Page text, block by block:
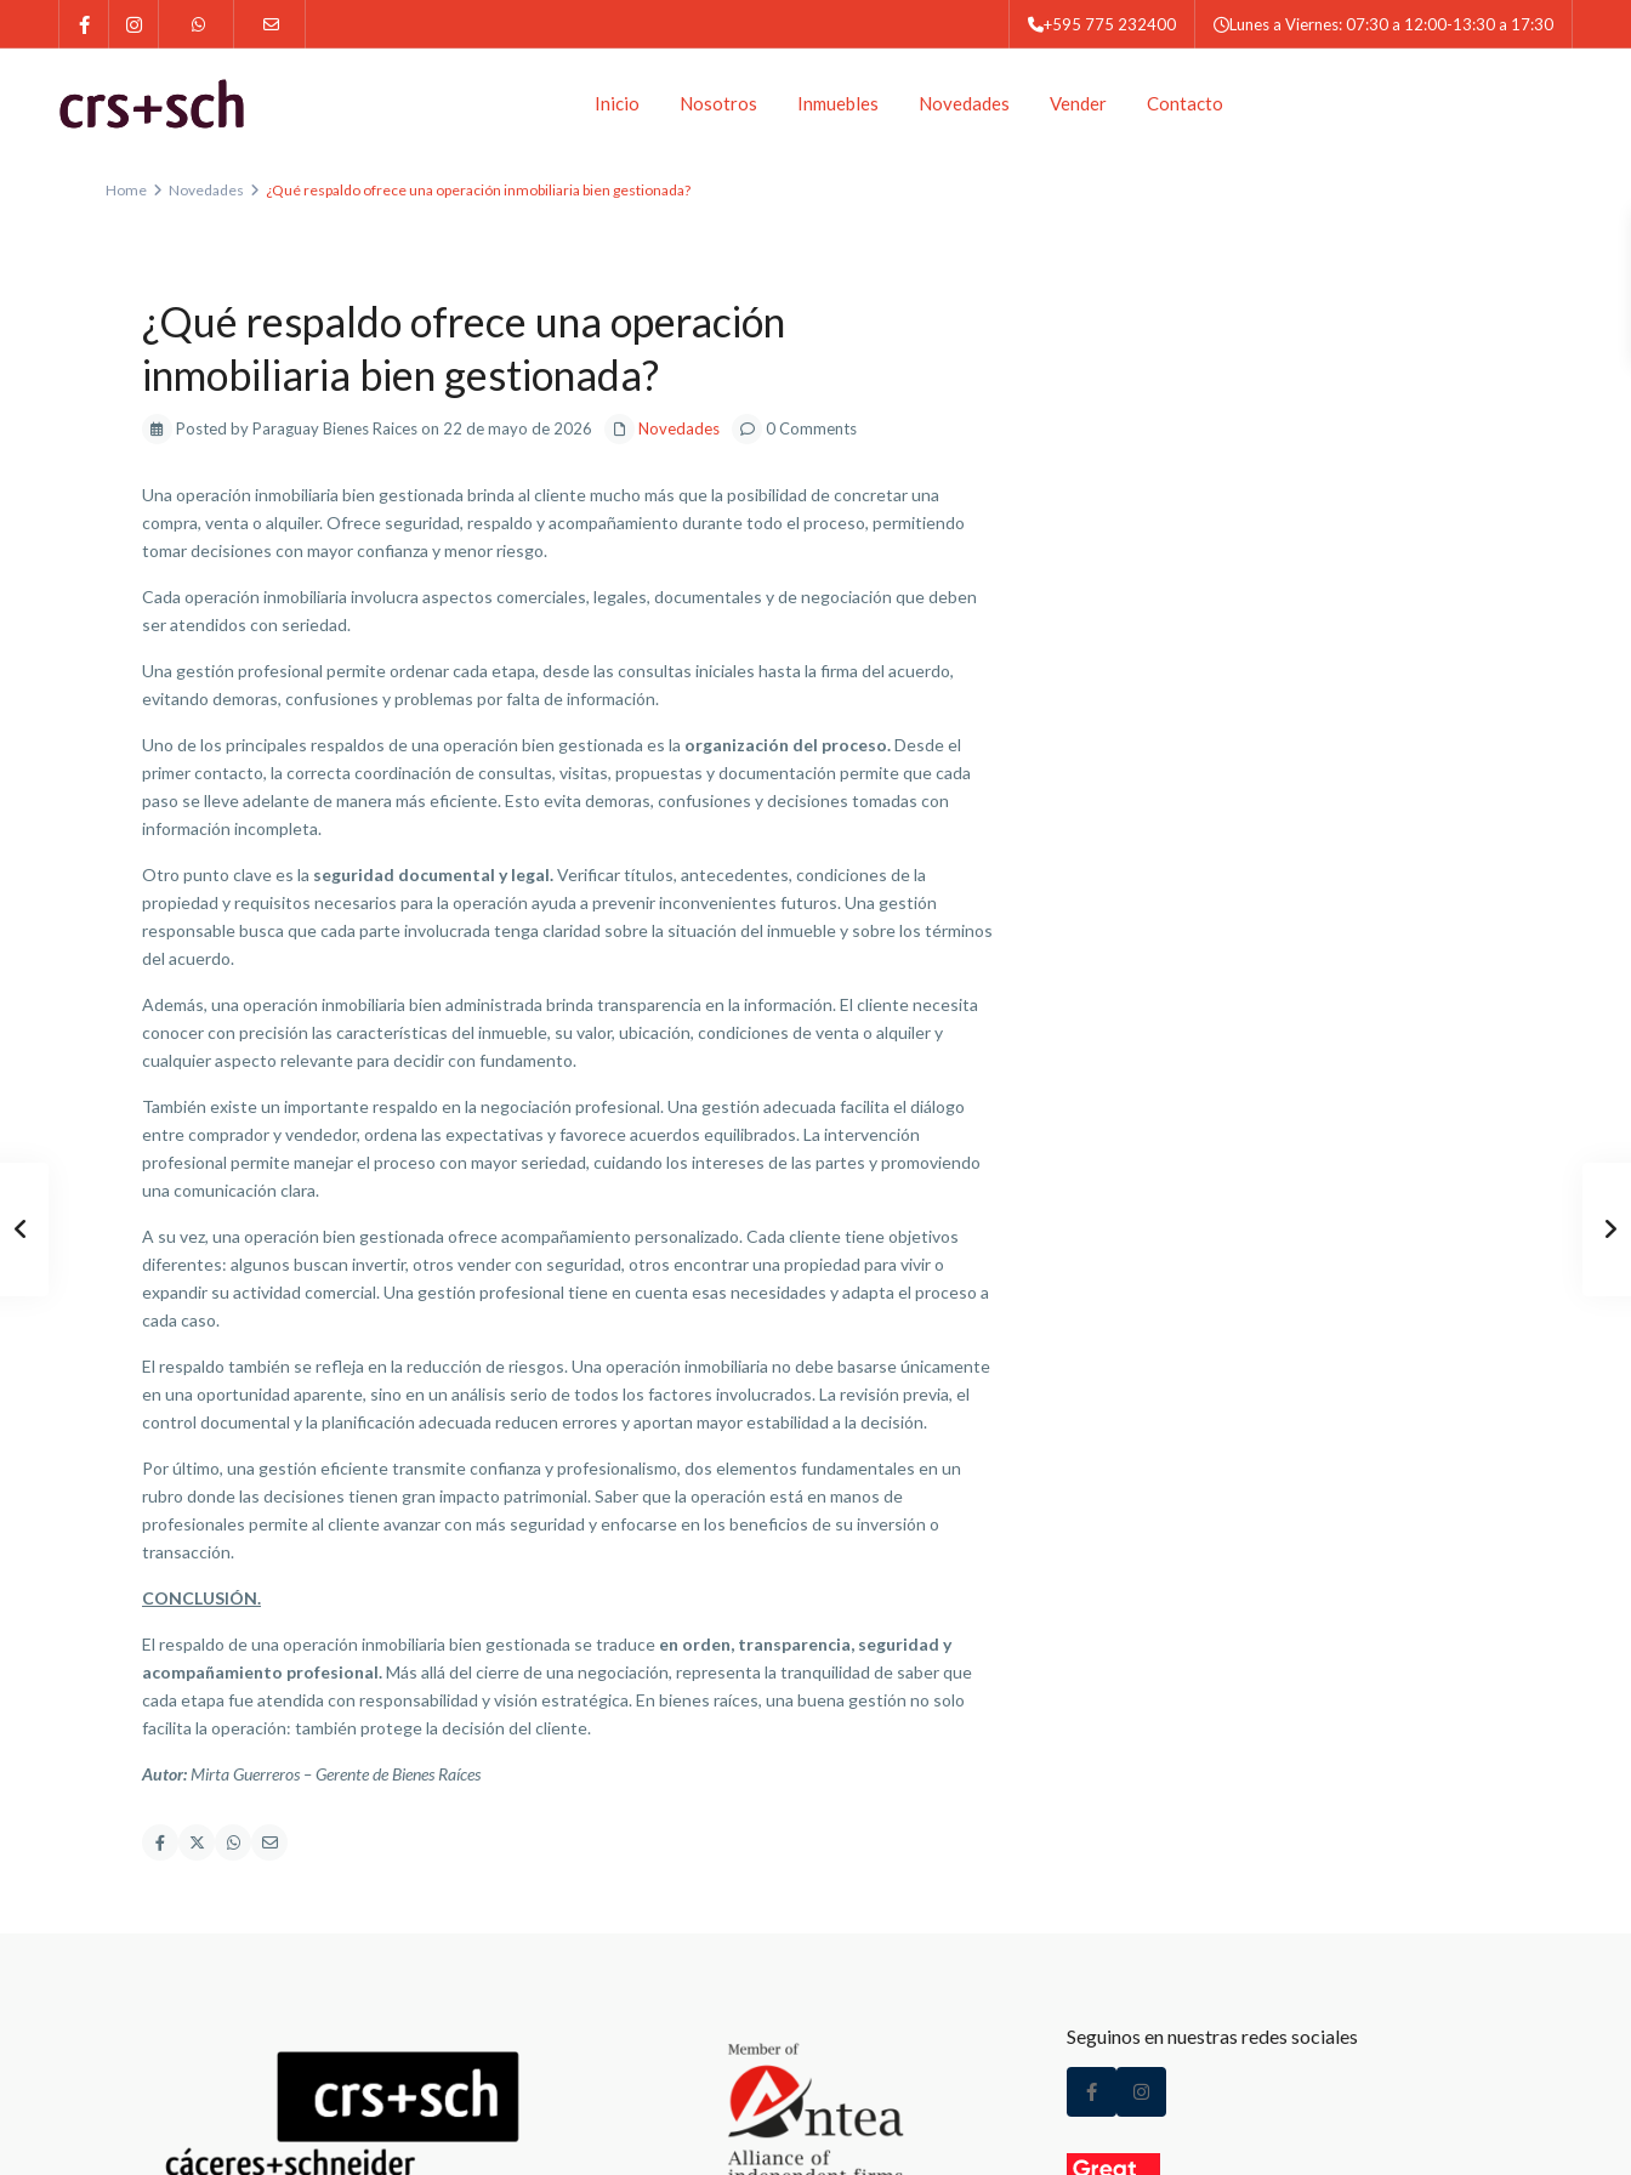
+595 775 232400 Lunes a Viernes: 07:30 a 12:00-13:30 a 17:30
Inicio Nosotros Inmuebles Novedades Vender Contacto
Home Novedades ¿Qué respaldo ofrece una operación inmobiliaria bien gestionada?
¿Qué respaldo ofrece una operación
inmobiliaria bien gestionada?
Posted by Paraguay Bienes Raices on 22 de mayo de 2026 Novedades 0 Comments
Una operación inmobiliaria bien gestionada brinda al cliente mucho más que la posibilidad de concretar una
compra, venta o alquiler. Ofrece seguridad, respaldo y acompañamiento durante todo el proceso, permitiendo
tomar decisiones con mayor confianza y menor riesgo.
Cada operación inmobiliaria involucra aspectos comerciales, legales, documentales y de negociación que deben
ser atendidos con seriedad.
Una gestión profesional permite ordenar cada etapa, desde las consultas iniciales hasta la firma del acuerdo,
evitando demoras, confusiones y problemas por falta de información.
Uno de los principales respaldos de una operación bien gestionada es la organización del proceso.Desde el
primer contacto, la correcta coordinación de consultas, visitas, propuestas y documentación permite que cada
paso se lleve adelante de manera más eficiente. Esto evita demoras, confusiones y decisiones tomadas con
información incompleta.
Otro punto clave es la seguridad documental y legal.Verificar títulos, antecedentes, condiciones de la
propiedad y requisitos necesarios para la operación ayuda a prevenir inconvenientes futuros. Una gestión
responsable busca que cada parte involucrada tenga claridad sobre la situación del inmueble y sobre los términos
del acuerdo.
Además, una operación inmobiliaria bien administrada brinda transparencia en la información. El cliente necesita
conocer con precisión las características del inmueble, su valor, ubicación, condiciones de venta o alquiler y
cualquier aspecto relevante para decidir con fundamento.
También existe un importante respaldo en la negociación profesional. Una gestión adecuada facilita el diálogo
entre comprador y vendedor, ordena las expectativas y favorece acuerdos equilibrados. La intervención
profesional permite manejar el proceso con mayor seriedad, cuidando los intereses de las partes y promoviendo
una comunicación clara.
A su vez, una operación bien gestionada ofrece acompañamiento personalizado. Cada cliente tiene objetivos
diferentes: algunos buscan invertir, otros vender con seguridad, otros encontrar una propiedad para vivir o
expandir su actividad comercial. Una gestión profesional tiene en cuenta esas necesidades y adapta el proceso a
cada caso.
El respaldo también se refleja en la reducción de riesgos. Una operación inmobiliaria no debe basarse únicamente
en una oportunidad aparente, sino en un análisis serio de todos los factores involucrados. La revisión previa, el
control documental y la planificación adecuada reducen errores y aportan mayor estabilidad a la decisión.
Por último, una gestión eficiente transmite confianza y profesionalismo, dos elementos fundamentales en un
rubro donde las decisiones tienen gran impacto patrimonial. Saber que la operación está en manos de
profesionales permite al cliente avanzar con más seguridad y enfocarse en los beneficios de su inversión o
transacción.
CONCLUSIÓN.
El respaldo de una operación inmobiliaria bien gestionada se traduce en orden, transparencia, seguridad y
acompañamiento profesional.Más allá del cierre de una negociación, representa la tranquilidad de saber que
cada etapa fue atendida con responsabilidad y visión estratégica. En bienes raíces, una buena gestión no solo
facilita la operación: también protege la decisión del cliente.
Autor:Mirta Guerreros – Gerente de Bienes Raíces
Seguinos en nuestras redes sociales